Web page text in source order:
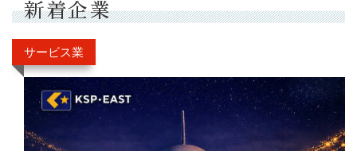
新着企業
サービス業